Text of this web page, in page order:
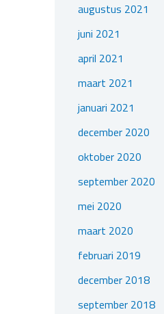
augustus 2021
juni 2021
april 2021
maart 2021
januari 2021
december 2020
oktober 2020
september 2020
mei 2020
maart 2020
februari 2019
december 2018
september 2018